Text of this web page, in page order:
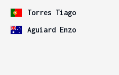
Torres Tiago
Aguiard Enzo